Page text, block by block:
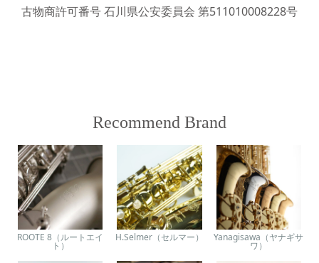
古物商許可番号 石川県公安委員会 第511010008228号
Recommend Brand
ROOTE 8（ルートエイ
ト）
H.Selmer（セルマー） Yanagisawa（ヤナギサ
ワ）